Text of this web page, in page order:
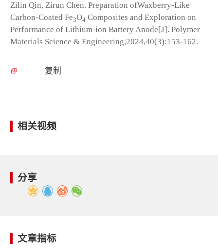
Zilin Qin, Zirun Chen. Preparation ofWaxberry-Like
Carbon-Coated Fe3O4 Composites and Exploration on
Performance of Lithium-ion Battery Anode[J]. Polymer
Materials Science & Engineering,2024,40(3):153-162.
复制
相关视频
分享
文章指标